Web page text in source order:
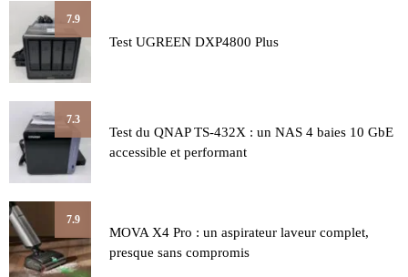
7.9
Test UGREEN DXP4800 Plus
7.3
Test du QNAP TS-432X : un NAS 4 baies 10 GbE
accessible et performant
7.9
MOVA X4 Pro : un aspirateur laveur complet,
presque sans compromis